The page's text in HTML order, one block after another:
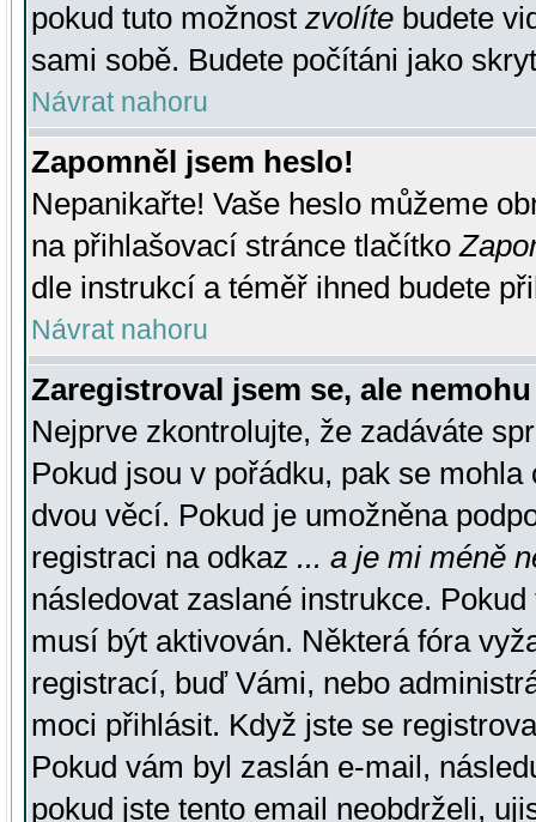
pokud tuto možnost zvolíte budete
sami sobě. Budete počítáni jako
Návrat nahoru
Zapomněl jsem heslo!
Nepanikařte! Vaše heslo můžeme
na přihlašovací stránce tlačítko
dle instrukcí a téměř ihned budete
Návrat nahoru
Zaregistroval jsem se, ale
Nejprve zkontrolujte, že zadáváte
Pokud jsou v pořádku, pak se
dvou věcí. Pokud je umožněna
registraci na odkaz ... a je mi méně
následovat zaslané instrukce.
musí být aktivován. Některá fóra
registrací, buď Vámi, nebo
moci přihlásit. Když jste se
Pokud vám byl zaslán e-mail,
pokud jste tento email neobdrželi,